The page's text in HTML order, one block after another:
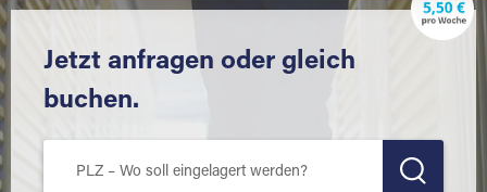
Jetzt anfragen oder gleich
buchen.